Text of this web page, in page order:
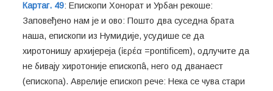
Картаг. 49: Епископи Хонорат и Урбан рекоше:
Заповеђено нам је и ово: Пошто два суседна брата
наша, епископи из Нумидије, усудише се да
хиротонишу архијереја (ἱερέα =pontificem), одлучите да
не бивају хиротоније епископâ, него од дванаест
(епископа). Аврелије епископ рече: Нека се чува стари